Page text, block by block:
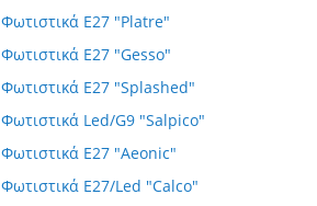
Φωτιστικά E27 "Platre"
Φωτιστικά E27 "Gesso"
Φωτιστικά E27 "Splashed"
Φωτιστικά Led/G9 "Salpico"
Φωτιστικά E27 "Aeonic"
Φωτιστικά E27/Led "Calco"